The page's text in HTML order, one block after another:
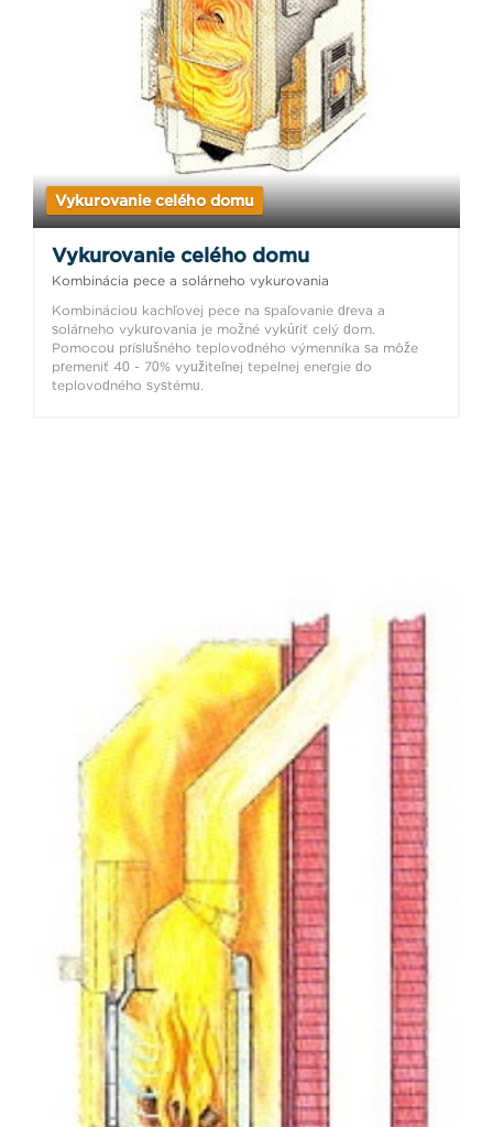
Vykurovanie celého domu
Vykurovanie celého domu
Kombinácia pece a solárneho vykurovania
Kombináciou kachľovej pece na spaľovanie dreva a
solárneho vykurovania je možné vykúriť celý dom.
Pomocou príslušného teplovodného výmenníka sa môže
premeniť 40 - 70% využiteľnej tepelnej energie do
teplovodného systému.